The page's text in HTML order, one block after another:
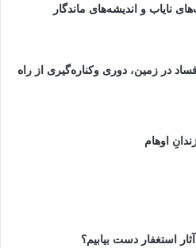
نایاب و اندیشه‌های ماندگار
در زمین‌، دوری وکناره‌گیری از راه
اوهام
استغفار دست بیابیم؟